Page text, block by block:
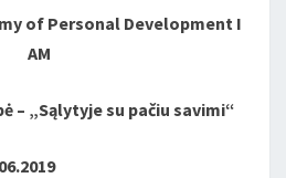
SAVIMI“
of Personal Development I
AM
– „Sąlytyje su pačiu savimi“